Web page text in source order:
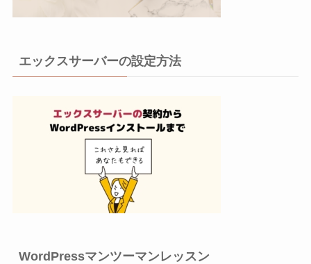
エックスサーバーの設定方法
WordPressマンツーマンレッスン